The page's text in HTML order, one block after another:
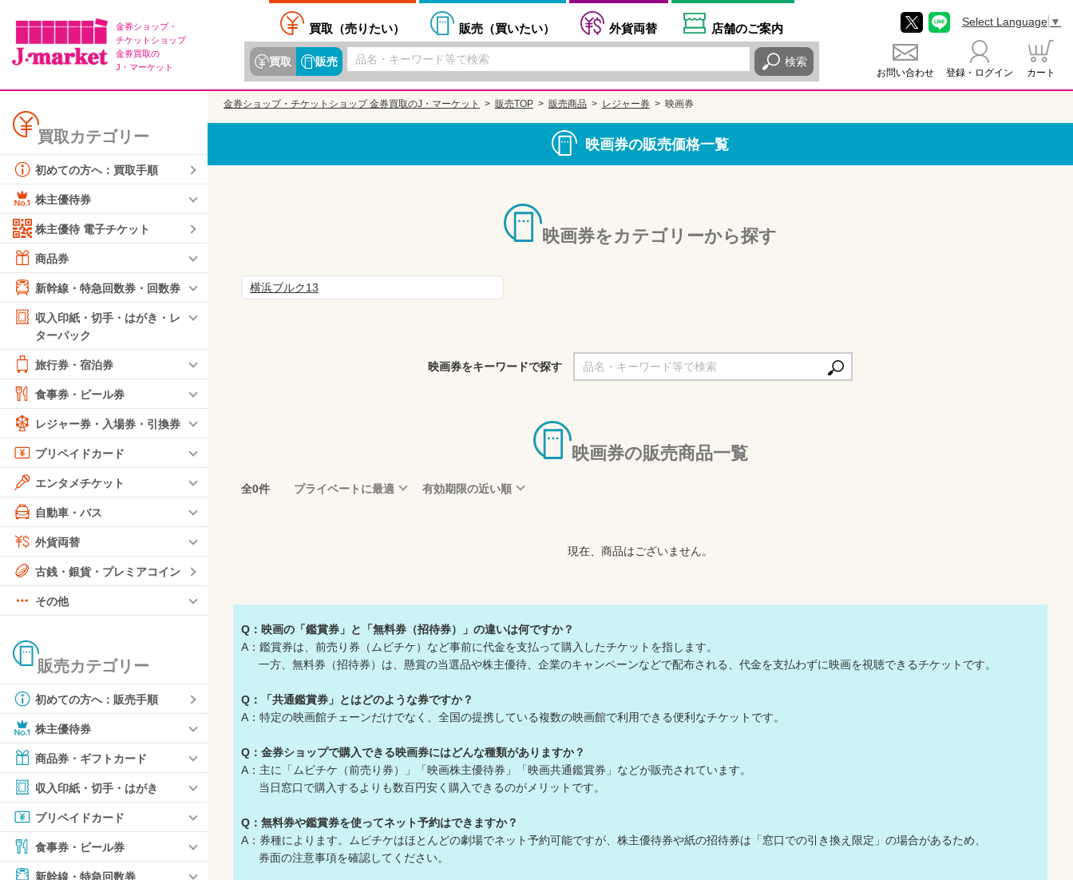
金券ショップ・
チケットショップ
金券買取の
J・マーケット
買取（売りたい） 販売（買いたい） 外貨両替 店舗のご案内
買取 販売 検索
お問い合わせ 登録・ログイン カート
Select Language ▼
買取カテゴリー
初めての方へ：買取手順
株主優待券
株主優待 電子チケット
商品券
新幹線・特急回数券・回数券
収入印紙・切手・はがき・レ
ターパック
旅行券・宿泊券
食事券・ビール券
レジャー券・入場券・引換券
プリペイドカード
エンタメチケット
自動車・バス
外貨両替
古銭・銀貨・プレミアコイン
その他
販売カテゴリー
初めての方へ：販売手順
株主優待券
商品券・ギフトカード
収入印紙・切手・はがき
プリペイドカード
食事券・ビール券
新幹線・特急回数券
金券ショップ・チケットショップ 金券買取のJ・マーケット 販売TOP 販売商品 レジャー券 映画券
映画券の販売価格一覧
映画券をカテゴリーから探す
横浜ブルク13
映画券をキーワードで探す
映画券の販売商品一覧
全0件 プライベートに最適 有効期限の近い順
現在、商品はございません。
Q：映画の「鑑賞券」と「無料券（招待券）」の違いは何ですか？
A：鑑賞券は、前売り券（ムビチケ）など事前に代金を支払って購入したチケットを指します。
一方、無料券（招待券）は、懸賞の当選品や株主優待、企業のキャンペーンなどで配布される、代金を支払わずに映画を視聴できるチケットです。
Q：「共通鑑賞券」とはどのような券ですか？
A：特定の映画館チェーンだけでなく、全国の提携している複数の映画館で利用できる便利なチケットです。
Q：金券ショップで購入できる映画券にはどんな種類がありますか？
A：主に「ムビチケ（前売り券）」「映画株主優待券」「映画共通鑑賞券」などが販売されています。
当日窓口で購入するよりも数百円安く購入できるのがメリットです。
Q：無料券や鑑賞券を使ってネット予約はできますか？
A：券種によります。ムビチケはほとんどの劇場でネット予約可能ですが、株主優待券や紙の招待券は「窓口での引き換え限定」の場合があるため、
券面の注意事項を確認してください。